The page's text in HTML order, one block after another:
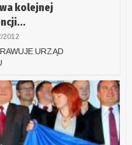
kolejnej
2012
URZĄD